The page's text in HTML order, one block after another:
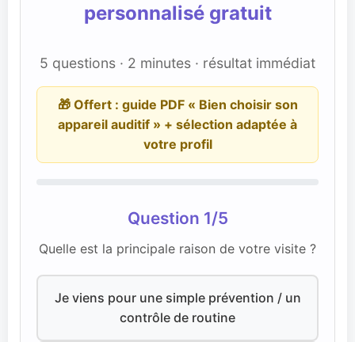
personnalisé gratuit
5 questions · 2 minutes · résultat immédiat
🎁 Offert : guide PDF « Bien choisir son
appareil auditif » + sélection adaptée à
votre profil
Question 1/5
Quelle est la principale raison de votre visite ?
Je viens pour une simple prévention / un
contrôle de routine